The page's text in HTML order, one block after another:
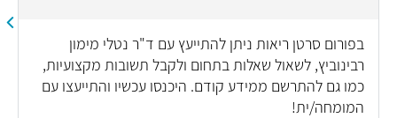
בפורום סרטן ריאות ניתן להתייעץ עם ד"ר נטלי מימון
רבינוביץ, לשאול שאלות בתחום ולקבל תשובות מקצועיות,
כמו גם להתרשם ממידע קודם. היכנסו עכשיו והתייעצו עם
המומחה/ית!